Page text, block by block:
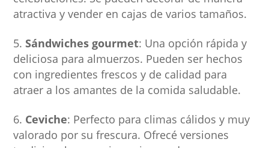
atractiva y vender en cajas de varios tamaños.
Sándwiches gourmet: Una opción rápida y
deliciosa para almuerzos. Pueden ser hechos
con ingredientes frescos y de calidad para
atraer a los amantes de la comida saludable.
Ceviche: Perfecto para climas cálidos y muy
valorado por su frescura. Ofrecé versiones